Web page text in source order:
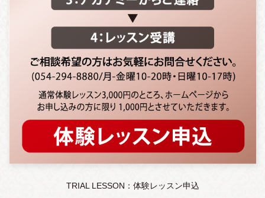
TRIAL LESSON：体験レッスン申込